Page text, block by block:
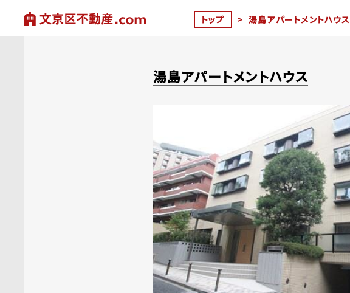
トップ > 湯島アパートメントハウス
湯島アパートメントハウス